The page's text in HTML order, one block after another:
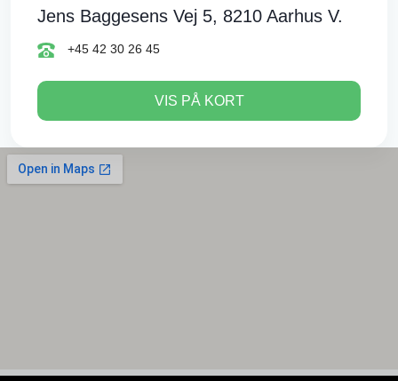
Jens Baggesens Vej 5, 8210 Aarhus V.
+45 42 30 26 45
VIS PÅ KORT